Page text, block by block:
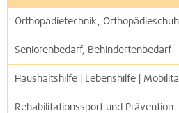
Orthopädietechnik,
Seniorenbedarf, Behindertenbedarf
Haushaltshilfe | Lebenshilfe |
Rehabilitationssport und Prävention